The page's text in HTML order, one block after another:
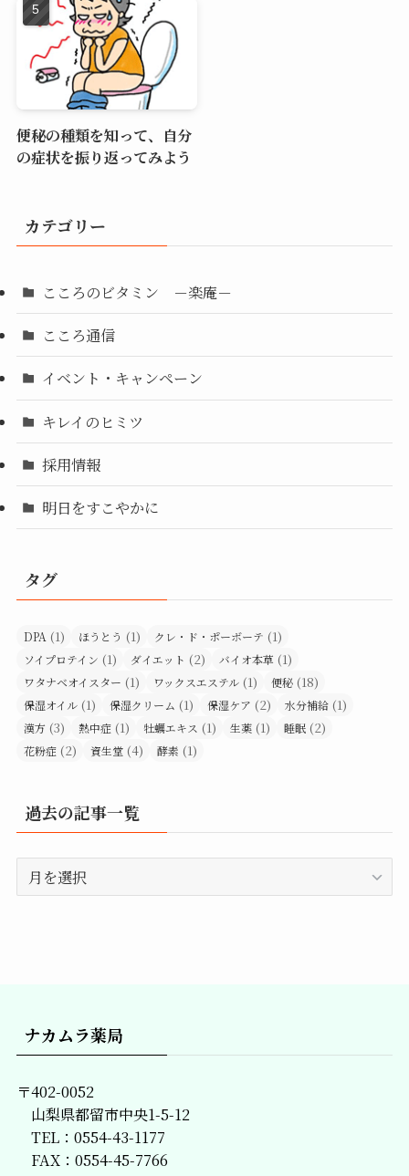
便秘の種類を知って、自分
の症状を振り返ってみよう
カテゴリー
こころのビタミン －楽庵－
こころ通信
イベント・キャンペーン
キレイのヒミツ
採用情報
明日をすこやかに
タグ
DPA (1) ほうとう (1) クレ・ド・ポーボーテ (1)
ソイプロテイン (1) ダイエット (2) バイオ本草 (1)
ワタナベオイスター (1) ワックスエステル (1) 便秘 (18)
保湿オイル (1) 保湿クリーム (1) 保湿ケア (2) 水分補給 (1)
漢方 (3) 熱中症 (1) 牡蠣エキス (1) 生薬 (1) 睡眠 (2)
花粉症 (2) 資生堂 (4) 酵素 (1)
過去の記事一覧
去
ナカムラ薬局
〒402-0052
山梨県都留市中央1-5-12
TEL：0554-43-1177
FAX：0554-45-7766